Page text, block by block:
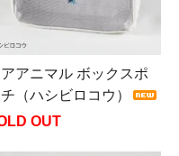
アニマル ボックスポ
（ハシビロコウ）
OUT